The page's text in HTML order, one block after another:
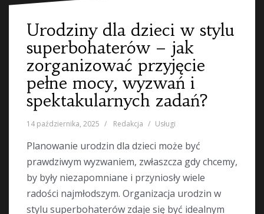
Urodziny dla dzieci w stylu
superbohaterów – jak
zorganizować przyjęcie
pełne mocy, wyzwań i
spektakularnych zadań?
14 października, 2025 Redakcja Usługi
Planowanie urodzin dla dzieci może być
prawdziwym wyzwaniem, zwłaszcza gdy chcemy,
by były niezapomniane i przyniosły wiele
radości najmłodszym. Organizacja urodzin w
stylu superbohaterów zdaje się być idealnym